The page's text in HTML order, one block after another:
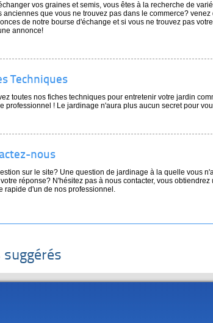
vos graines et semis, vous êtes à la recherche de
anciennes que vous ne trouvez pas dans le commerce? venez
de notre bourse d'échange et si vous ne trouvez pas
annonce!
Techniques
toutes nos fiches techniques pour entretenir votre jardin
professionnel ! Le jardinage n'aura plus aucun secret pour
nous
sur le site? Une question de jardinage à la quelle vous
réponse? N'hésitez pas à nous contacter, vous obtiendrez
rapide d'un de nos professionnel.
suggérés